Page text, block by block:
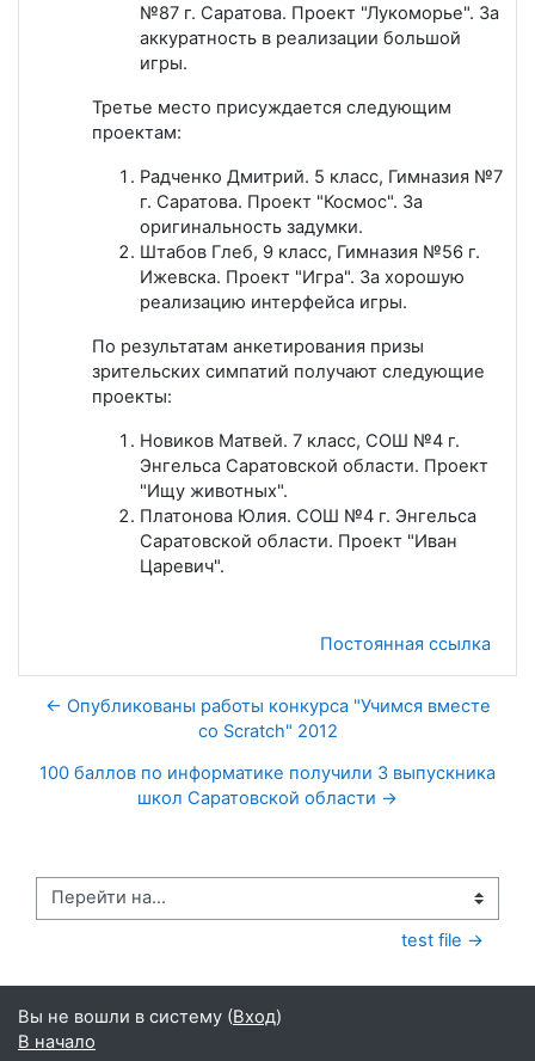
№87 г. Саратова. Проект "Лукоморье". За
аккуратность в реализации большой
игры.
Третье место присуждается следующим
проектам:
Радченко Дмитрий. 5 класс, Гимназия №7
г. Саратова. Проект "Космос". За
оригинальность задумки.
Штабов Глеб, 9 класс, Гимназия №56 г.
Ижевска. Проект "Игра". За хорошую
реализацию интерфейса игры.
По результатам анкетирования призы
зрительских симпатий получают следующие
проекты:
Новиков Матвей. 7 класс, СОШ №4 г.
Энгельса Саратовской области. Проект
"Ищу животных".
Платонова Юлия. СОШ №4 г. Энгельса
Саратовской области. Проект "Иван
Царевич".
Постоянная ссылка
← Опубликованы работы конкурса "Учимся вместе
со Scratch" 2012
100 баллов по информатике получили 3 выпускника
школ Саратовской области →
Перейти на...
test file →
Вы не вошли в систему (Вход)
В начало